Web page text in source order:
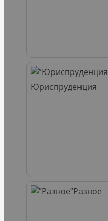
Юриспруденция
Разное